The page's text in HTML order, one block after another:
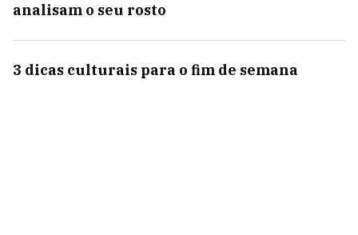
analisam o seu rosto
3 dicas culturais para o fim de semana